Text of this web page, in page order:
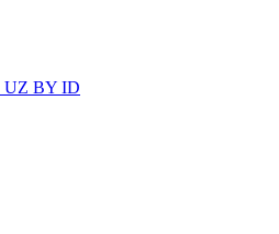
UZ BY ID